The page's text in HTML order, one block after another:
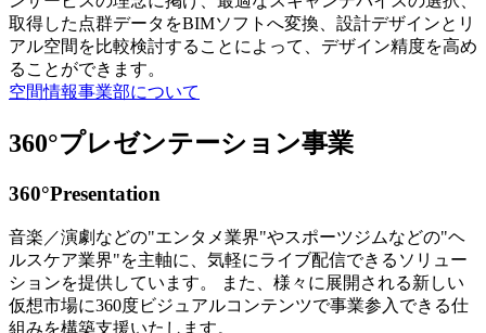
取得した点群データをBIMソフトへ変換、設計デザインとリ
アル空間を比較検討することによって、デザイン精度を高め
ることができます。
空間情報事業部について
360°プレゼンテーション事業
360°Presentation
音楽／演劇などの"エンタメ業界"やスポーツジムなどの"ヘ
ルスケア業界"を主軸に、気軽にライブ配信できるソリュー
ションを提供しています。 また、様々に展開される新しい
仮想市場に360度ビジュアルコンテンツで事業参入できる仕
組みを構築支援いたします。